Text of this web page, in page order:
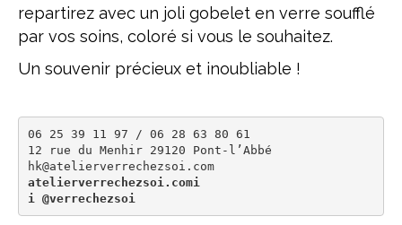
repartirez avec un joli gobelet en verre soufflé
par vos soins, coloré si vous le souhaitez.
Un souvenir précieux et inoubliable !
06 25 39 11 97 / 06 28 63 80 61
12 rue du Menhir 29120 Pont-l’Abbé
hk@atelierverrechezsoi.com
atelierverrechezsoi.comi
i @verrechezsoi